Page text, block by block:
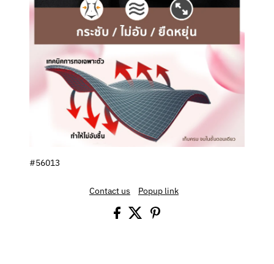
#56013
Contact us Popup link